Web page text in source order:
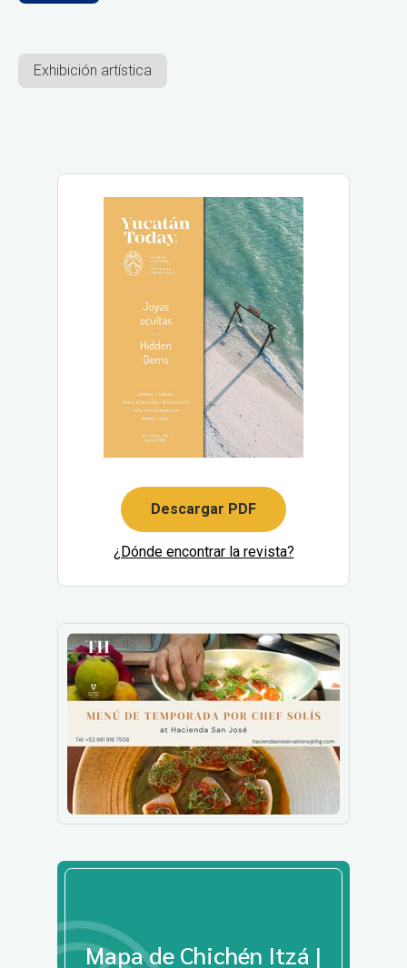
Exhibición artística
Descargar PDF
¿Dónde encontrar la revista?
Mapa de Chichén Itzá |